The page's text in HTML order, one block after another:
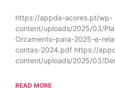
https://appda-acores.pt/wp-
content/uploads/2025/03/
Orcamento-para-2025-e-
contas-2024.pdf https://
content/uploads/2025/03/
READ MORE